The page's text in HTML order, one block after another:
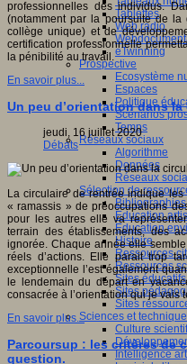
Tablettes
Web radio
eTwinning
Prospective
Ecosystème
Espaces
Politique
Scénarios
Temps
Réseaux sociaux
Algorithme
Données
Réseaux
Sélection de
Bibliographies
Education
Education
Histoire
Ressources
Ressources
Sites éducatifs
Sites
Sites
Sciences et
Culture
Intelligence
professionnelles des individus.
(notamment par la poursuite de la
collège unique) et de
certification professionnelle
la pénibilité au travail.
En savoir plus...
Un peu d’orientation dans
jeudi, 16 juillet 2020
Débats
La circulaire de rentrée indique
« ramassis » de préoccupations
pour les autres elle va
terrain des établissements, des
ignorée. Chaque année elle
réels d’actions. Elle parait trop
exceptionnelle l’est également
le lendemain du départ en
consacrée à l’orientation qui je vais
En savoir plus...
Parcoursup : les critères de
question.